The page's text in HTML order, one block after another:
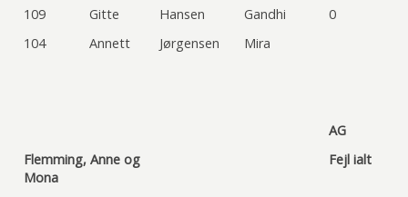
109
Gitte Hansen Gandhi
0
104
Annett Jørgensen Mira
AG
Flemming, Anne og
Mona
Fejl ialt